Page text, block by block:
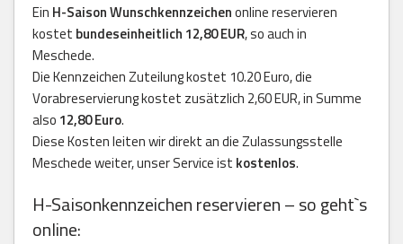
Ein H-Saison Wunschkennzeichenonline reservieren
kostet bundeseinheitlich 12,80 EUR, so auch in
Meschede.
Die Kennzeichen Zuteilung kostet 10.20 Euro, die
Vorabreservierung kostet zusätzlich 2,60 EUR, in Summe
also 12,80 Euro.
Diese Kosten leiten wir direkt an die Zulassungsstelle
Meschede weiter, unser Service ist kostenlos.
H-Saisonkennzeichen reservieren – so geht`s
online: